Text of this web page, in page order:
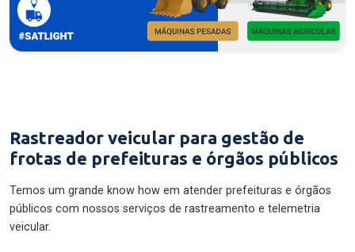
Rastreador veicular para gestão de
frotas de prefeituras e órgãos públicos
Temos um grande know how em atender prefeituras e órgãos
públicos com nossos serviços de rastreamento e telemetria
veicular.